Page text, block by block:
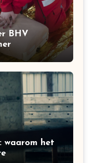
BHV
waarom het